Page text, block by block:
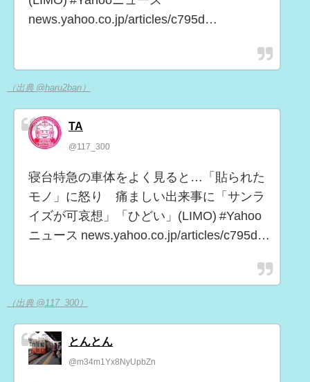
news.yahoo.co.jp/articles/c795d…
（出典 @haru2ban）
TA
@117_300
寝台特急の車体をよく見ると…「貼られた
モノ」に怒り 痛ましい出来事に「サンラ
イズが可哀想」「ひどい」(LIMO) #Yahoo
ニュース news.yahoo.co.jp/articles/c795d…
（出典 @117_300）
とんとん
@m34m1Yx8NyUpbZn